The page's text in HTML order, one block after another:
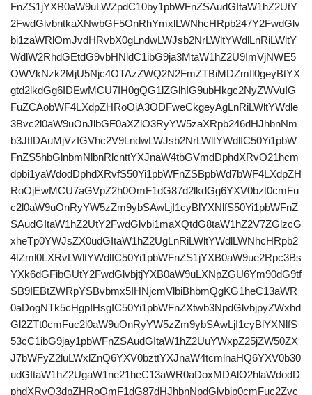
FnZS1jYXB0aW9uLWZpdC10by1pbWFnZSAudGItaW1hZ2UtY
2FwdGlvbntkaXNwbGF5OnRhYmxlLWNhcHRpb247Y2FwdGlv
bi1zaWRlOmJvdHRvbX0gLndwLWJsb2NrLWltYWdlLnRiLWltY
WdlW2RhdGEtdG9vbHNldC1ibG9ja3MtaW1hZ2U9ImVjNWE5
OWVkNzk2MjU5Njc4OTAzZWQ2N2FmZTBiMDZmIl0geyBtYX
gtd2lkdGg6IDEwMCU7IH0gQG1lZGlhIG9ubHkgc2NyZWVuIG
FuZCAobWF4LXdpZHRoOiA3ODFweCkgeyAgLnRiLWltYWdle
3Bvc2l0aW9uOnJlbGF0aXZlO3RyYW5zaXRpb246dHJhbnNm
b3JtIDAuMjVzIGVhc2V9LndwLWJsb2NrLWltYWdlIC50Yi1pbW
FnZS5hbGlnbmNlbnRlcnttYXJnaW4tbGVmdDphdXRvO21hcm
dpbi1yaWdodDphdXRvfS50Yi1pbWFnZSBpbWd7bWF4LXdpZH
RoOjEwMCU7aGVpZ2h0OmF1dG87d2lkdGg6YXV0bzt0cmFu
c2l0aW9uOnRyYW5zZm9ybSAwLjI1cyBlYXNlfS50Yi1pbWFnZ
SAudGItaW1hZ2UtY2FwdGlvbi1maXQtdG8taW1hZ2V7ZGlzcG
xheTp0YWJsZX0udGItaW1hZ2UgLnRiLWltYWdlLWNhcHRpb2
4tZml0LXRvLWltYWdlIC50Yi1pbWFnZS1jYXB0aW9ue2Rpc3Bs
YXk6dGFibGUtY2FwdGlvbjtjYXB0aW9uLXNpZGU6Ym90dG9tf
SB9IEBtZWRpYSBvbmx5IHNjcmVlbiBhbmQgKG1heC13aWR
0aDogNTk5cHgpIHsgIC50Yi1pbWFnZXtwb3NpdGlvbjpyZWxhd
Gl2ZTt0cmFuc2l0aW9uOnRyYW5zZm9ybSAwLjI1cyBlYXNlfS
53cC1ibG9jay1pbWFnZSAudGItaW1hZ2UuYWxpZ25jZW50ZX
J7bWFyZ2luLWxlZnQ6YXV0bzttYXJnaW4tcmlnaHQ6YXV0b30
udGItaW1hZ2UgaW1ne21heC13aWR0aDoxMDAlO2hlaWdodD
phdXRvO3dpZHRoOmF1dG87dHJhbnNpdGlvbjp0cmFuc2Zvc